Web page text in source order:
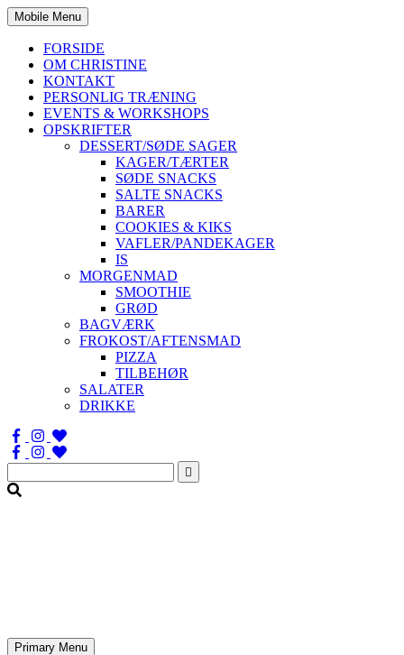
Mobile Menu
FORSIDE
OM CHRISTINE
KONTAKT
PERSONLIG TRÆNING
EVENTS & WORKSHOPS
OPSKRIFTER
DESSERT/SØDE SAGER
KAGER/TÆRTER
SØDE SNACKS
SALTE SNACKS
BARER
COOKIES & KIKS
VAFLER/PANDEKAGER
IS
MORGENMAD
SMOOTHIE
GRØD
BAGVÆRK
FROKOST/AFTENSMAD
PIZZA
TILBEHØR
SALATER
DRIKKE
Søg
efter:
Primary Menu